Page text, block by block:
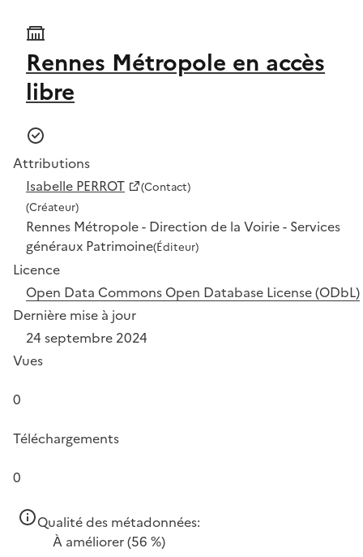
Rennes Métropole en accès
libre
Attributions
Isabelle PERROT
(Contact)
(Créateur)
Rennes Métropole - Direction de la Voirie - Services
généraux Patrimoine(Éditeur)
Licence
Open Data Commons Open Database License (ODbL)
Dernière mise à jour
24 septembre 2024
Vues
0
Téléchargements
0
Qualité des métadonnées:
À améliorer(56 %)